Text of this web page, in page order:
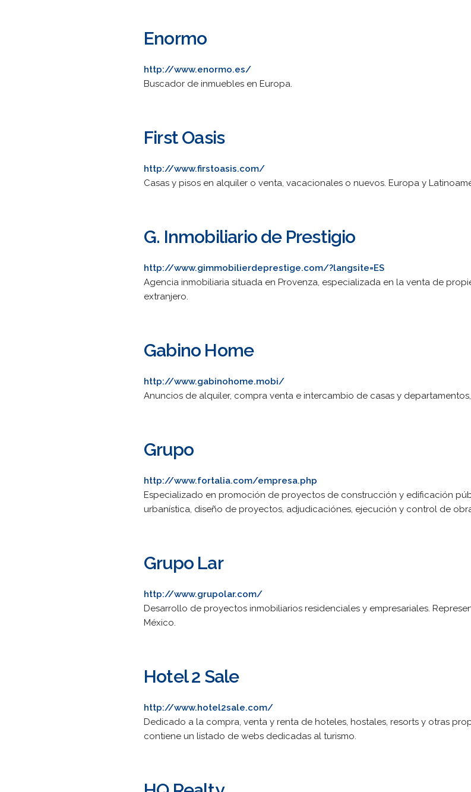
Enormo
http://www.enormo.es/
Buscador de inmuebles en Europa.
First Oasis
http://www.firstoasis.com/
Casas y pisos en alquiler o venta, vacacionales o nuevos. Europa y
G. Inmobiliario de Prestigio
http://www.gimmobilierdeprestige.com/?langsite=ES
Agencia inmobiliaria situada en Provenza, especializada en la venta de
extranjero.
Gabino Home
http://www.gabinohome.mobi/
Anuncios de alquiler, compra venta e intercambio de casas y
Grupo
http://www.fortalia.com/empresa.php
Especializado en promoción de proyectos de construcción y edificación
urbanística, diseño de proyectos, adjudicaciónes, ejecución y control de
Grupo Lar
http://www.grupolar.com/
Desarrollo de proyectos inmobiliarios residenciales y empresariales.
México.
Hotel 2 Sale
http://www.hotel2sale.com/
Dedicado a la compra, venta y renta de hoteles, hostales, resorts y otras
contiene un listado de webs dedicadas al turismo.